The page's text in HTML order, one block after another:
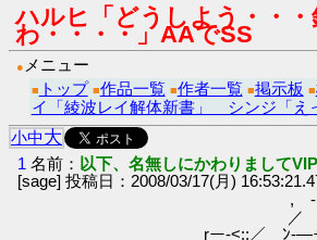
ハルヒ「どうしよう・・・
わ・・・・」AAでSS
● メニュー
■ トップ ■作品一覧 ■作者一覧 ■掲示板 ■
イ「綾波レイ解体新書」 シンジ「え
小中大
1 名前： 以下、名無しにかわりまして
[sage] 投稿日：2008/03/17(月)
, - ─- ､
／
rー‐<::／ ﾝ-―ー-